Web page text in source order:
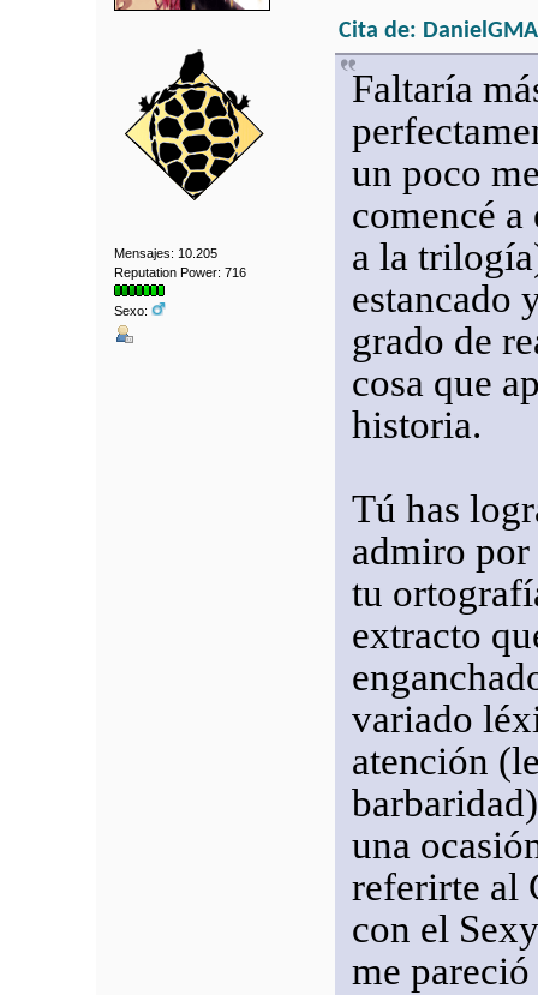
Mensajes: 10.205
Reputation Power: 716
Sexo:
Cita de:
Faltaría
un poco
comencé
a la
estancado
grado de
cosa que
historia.
Tú has
admiro
tu
extracto
variado
atención
una
referirte al
con el
me